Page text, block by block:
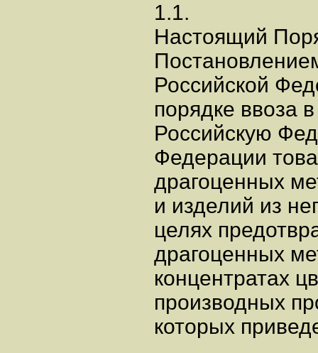
1.1.
Настоящий
Российской
порядке ввоза в
Российскую
Федерации
драгоценных
и изделий из
целях
драгоценных
концентратах
производных
которых